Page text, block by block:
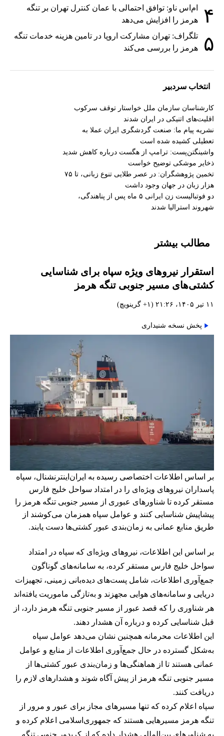
۴
ام‌اس ناو: توافق احتمالی با عمان کنترل تهران بر تنگه
هرمز را افزایش می‌دهد
۵
تلگراف: تهران مشارکت اروپا در تامین هزینه خدمات تنگه
هرمز را بررسی می‌کند
انتخاب سردبیر
کارشناسان سازمان ملل خواستار توقف سرکوب
اقلیت‌های اتنیکی در ایران شدند
نشریه پیام ما: صنعت گردشگری ایران عملا به
تعطیلی کشیده شده است
واشینگتن‌پست: ترامپ از هگست درباره کاهش شدید
ذخایر موشکی توضیح خواست
تخمین پژوهشگران: در عصر طلایی تنوع زبانی، تا ۷۵
هزار زبان در جهان وجود داشت
دو فوتبالیست زن ایرانی ۵ ماه پس از پناهندگی،
شهروند استرالیا شدند
مطالب بیشتر
استقرار نیروهای ویژه سپاه برای شناسایی
کشتی‌های مسیر جنوبی تنگه هرمز
۱۱ تیر ۱۴۰۵، ۲۱:۲۶ (‎+۱ گرینویچ)
پخش نسخه شنیداری
بر اساس اطلاعات اختصاصی رسیده به ایران‌اینترنشنال، سپاه
پاسداران نیروهای ویژه‌ای را در امتداد سواحل خلیج فارس
مستقر کرده تا شناورهای عبوری از مسیر جنوبی تنگه هرمز را
پیشاپیش شناسایی کنند و عوامل سپاه همزمان می‌کوشند از
طریق منابع عمانی به زمان‌بندی عبور کشتی‌ها دست یابند.
بر اساس این اطلاعات، نیروهای ویژه‌ای که سپاه در امتداد
سواحل خلیج فارس مستقر کرده، به سامانه‌های گوناگون
جمع‌آوری اطلاعات، شامل پست‌های دیده‌بانی زمینی، تجهیزات
دریایی و سامانه‌های هوایی مجهزند و به‌تازگی ماموریت یافته‌اند
هر شناوری را که قصد عبور از مسیر جنوبی تنگه هرمز دارد، از
قبل شناسایی کرده و درباره آن هشدار دهند.
این اطلاعات محرمانه همچنین نشان می‌دهد عوامل سپاه
به‌شکل گسترده در حال جمع‌آوری اطلاعات از منابع و عوامل
عمانی هستند تا از هماهنگی‌ها و زمان‌بندی عبور کشتی‌ها از
مسیر جنوبی تنگه هرمز از پیش آگاه شوند و هشدارهای لازم را
دریافت کنند.
سپاه اعلام کرده که تنها مسیرهای مجاز برای عبور و مرور از
تنگه هرمز مسیرهایی هستند که جمهوری‌اسلامی اعلام کرده و
به شناورهای بین‌المللی هشدار داده که از کریدور جنوبی تنگه